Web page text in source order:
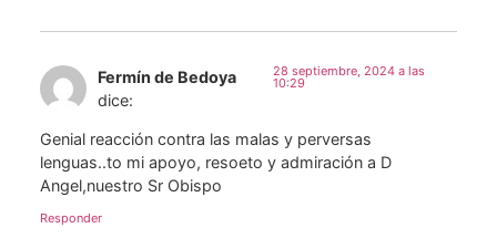
Fermín de Bedoya
dice:
28 septiembre, 2024 a las
10:29
Genial reacción contra las malas y perversas
lenguas..to mi apoyo, resoeto y admiración a D
Angel,nuestro Sr Obispo
Responder